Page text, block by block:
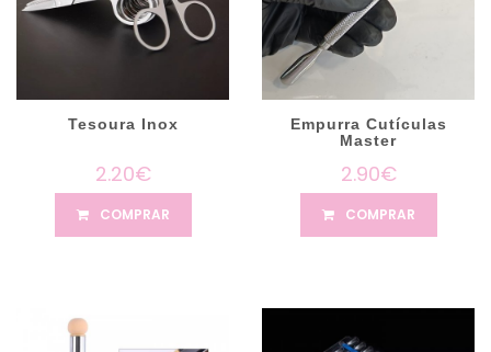
Tesoura Inox
2.20€
COMPRAR
Empurra Cutículas
Master
2.90€
COMPRAR